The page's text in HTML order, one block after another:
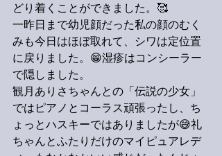
どり着くことができました。🥰
一昨日まで幼児顔だった私の顔のむく
みも今日はほぼ取れて、シワは定位置
に戻りました。😁湿疹はコンシーラー
で隠しました。
観月ありさちゃんとの「伝説の少女」
ではピアノとコーラス頑張ったし、ち
ょっとハスキーではありましたが😅礼
ちゃんとふたりだけのマイピュアレデ